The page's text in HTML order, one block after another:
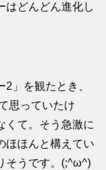
はどんどん進化し
」を観たとき、
思っていたけ
くて。そう急激に
ほほんと構えてい
そうです。(;^ω^)